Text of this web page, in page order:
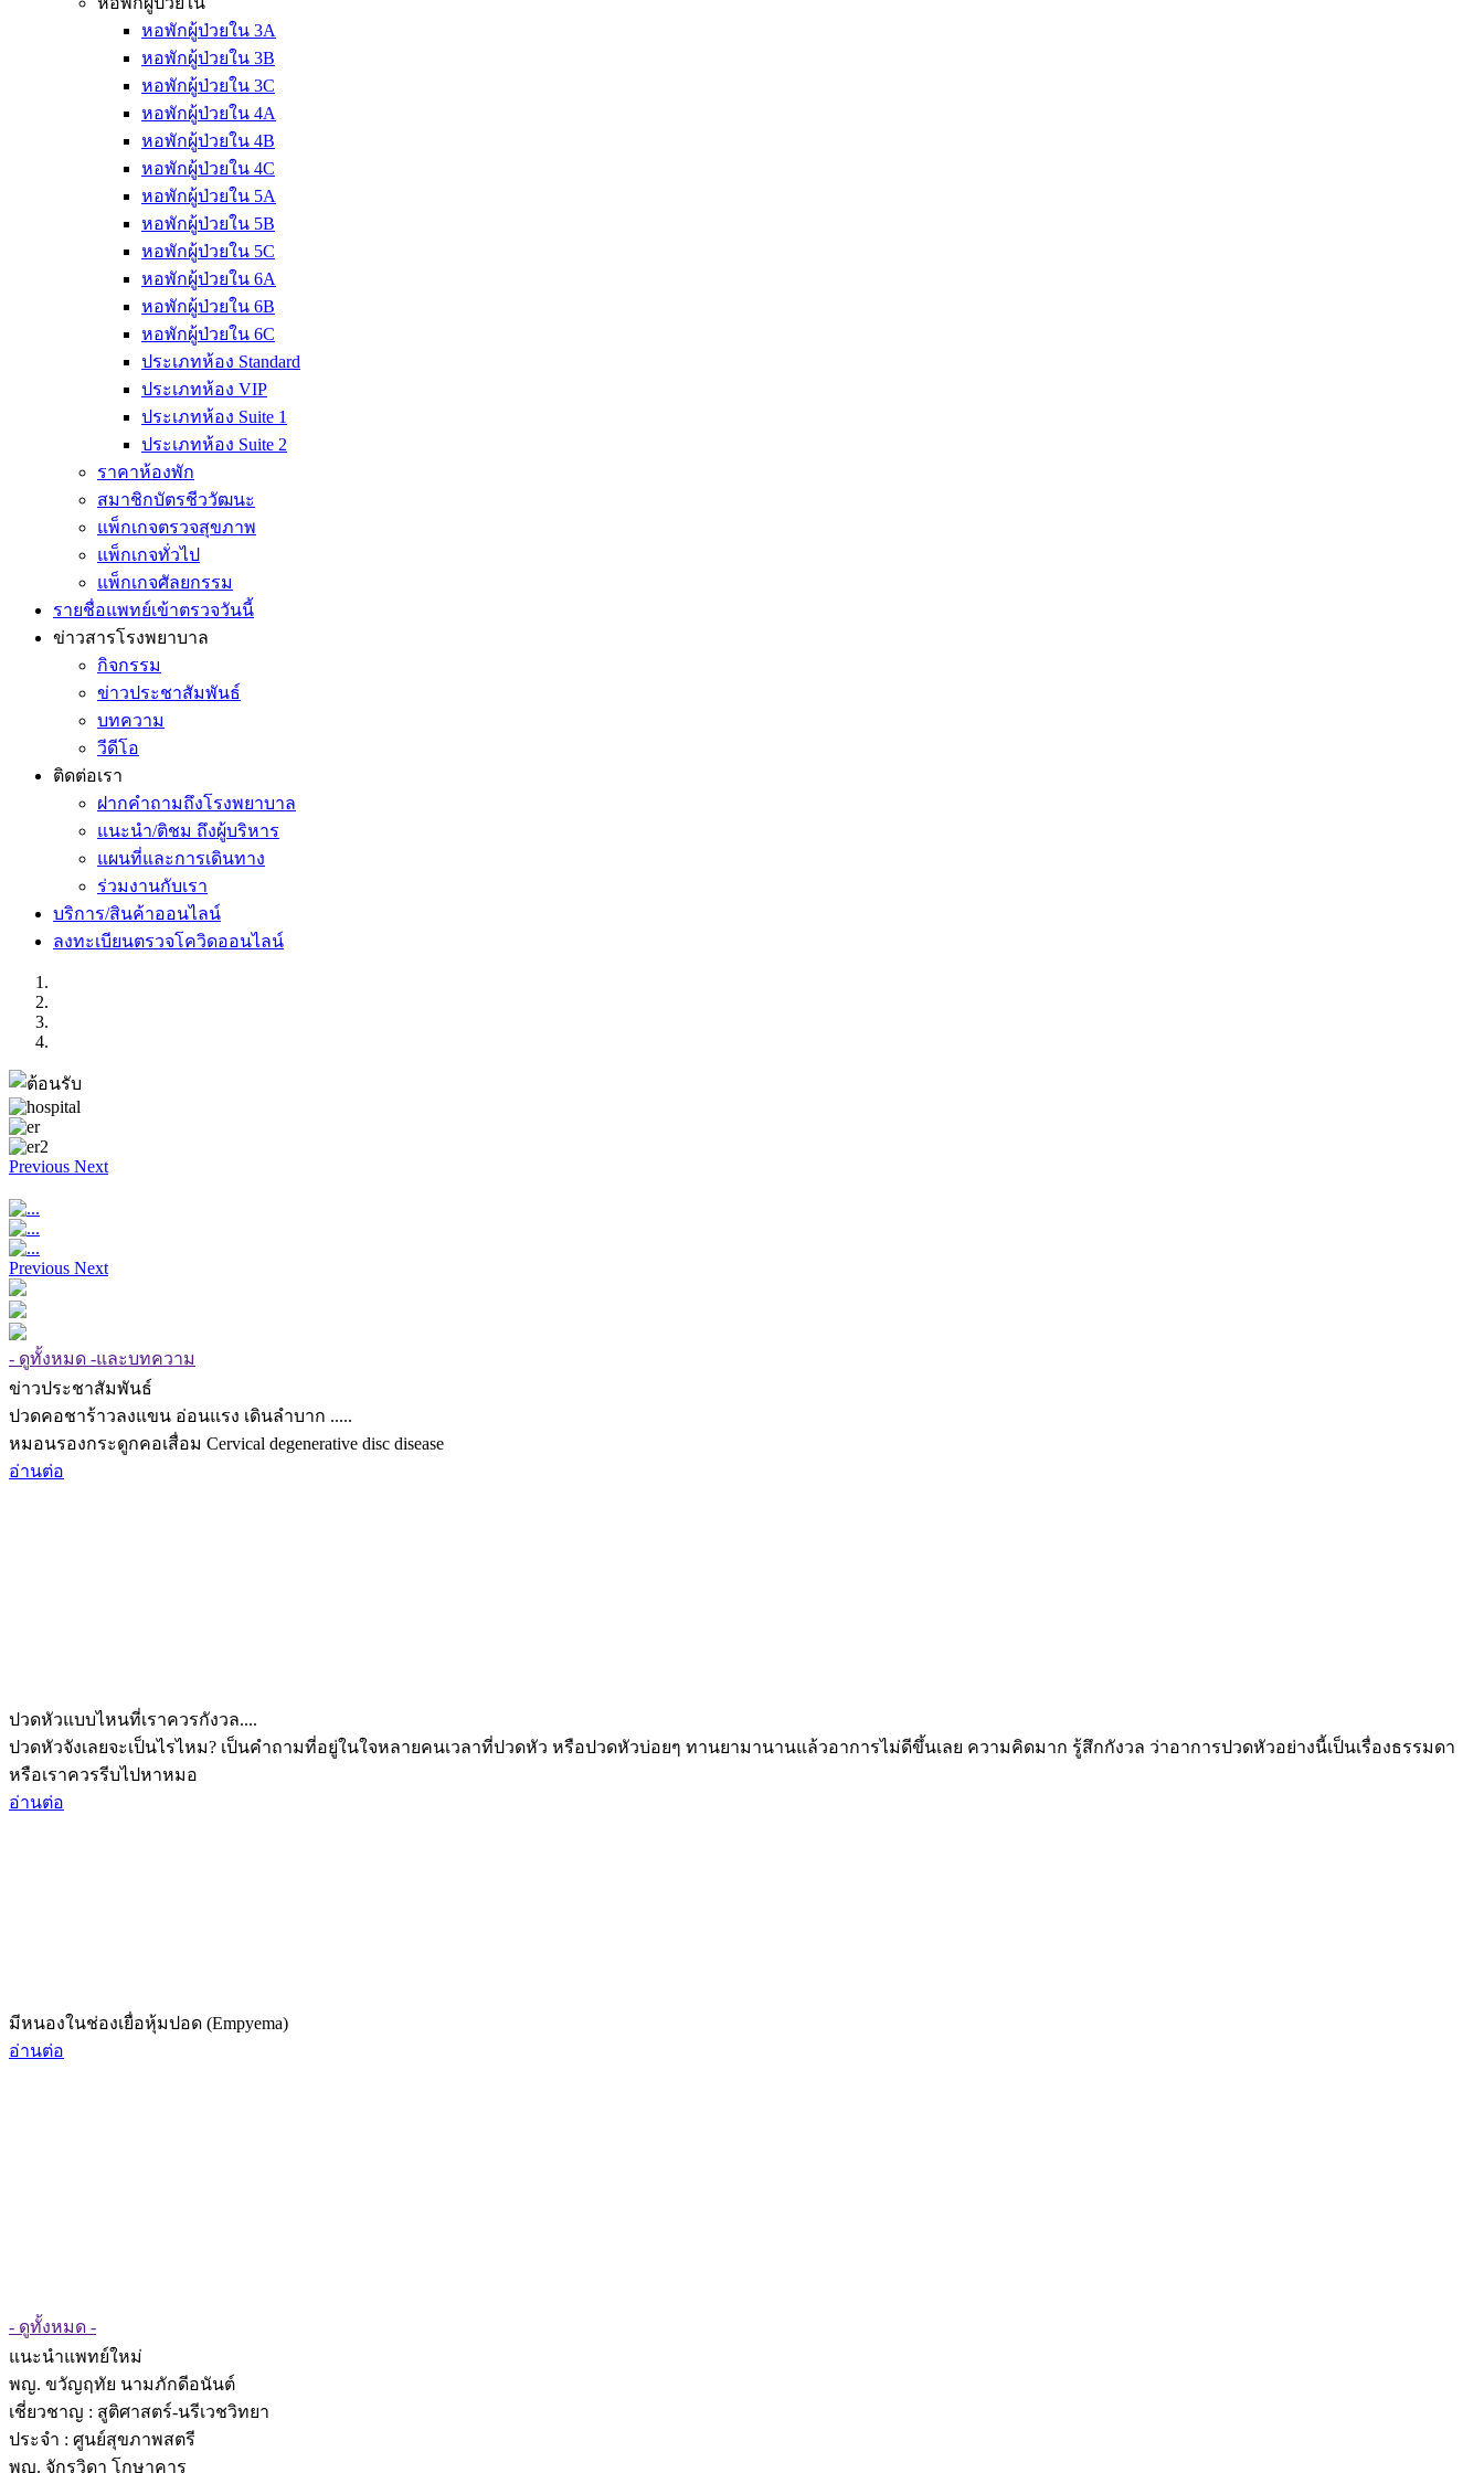
หอพักผู้ป่วยใน 3A
หอพักผู้ป่วยใน 3B
หอพักผู้ป่วยใน 3C
หอพักผู้ป่วยใน 4A
หอพักผู้ป่วยใน 4B
หอพักผู้ป่วยใน 4C
หอพักผู้ป่วยใน 5A
หอพักผู้ป่วยใน 5B
หอพักผู้ป่วยใน 5C
หอพักผู้ป่วยใน 6A
หอพักผู้ป่วยใน 6B
หอพักผู้ป่วยใน 6C
ประเภทห้อง Standard
ประเภทห้อง VIP
ประเภทห้อง Suite 1
ประเภทห้อง Suite 2
ราคาห้องพัก
สมาชิกบัตรชีววัฒนะ
แพ็กเกจตรวจสุขภาพ
แพ็กเกจทั่วไป
แพ็กเกจศัลยกรรม
รายชื่อแพทย์เข้าตรวจวันนี้
ข่าวสารโรงพยาบาล
กิจกรรม
ข่าวประชาสัมพันธ์
บทความ
วีดีโอ
ติดต่อเรา
ฝากคำถามถึงโรงพยาบาล
แนะนำ/ติชม ถึงผู้บริหาร
แผนที่และการเดินทาง
ร่วมงานกับเรา
บริการ/สินค้าออนไลน์
ลงทะเบียนตรวจโควิดออนไลน์
Previous Next
Previous Next
- ดูทั้งหมด -และบทความ
ข่าวประชาสัมพันธ์
ปวดคอชาร้าวลงแขน อ่อนแรง เดินลำบาก .....
หมอนรองกระดูกคอเสื่อม Cervical degenerative disc disease
อ่านต่อ
ปวดหัวแบบไหนที่เราควรกังวล....
ปวดหัวจังเลยจะเป็นไรไหม? เป็นคำถามที่อยู่ในใจหลายคนเวลาที่ปวดหัว หรือปวดหัวบ่อยๆ ทานยามานานแล้วอาการไม่ดีขึ้นเลย ความคิดมาก รู้สึกกังวล ว่าอาการปวดหัวอย่างนี้เป็นเรื่องธรรมดา
หรือเราควรรีบไปหาหมอ
อ่านต่อ
มีหนองในช่องเยื่อหุ้มปอด (Empyema)
อ่านต่อ
- ดูทั้งหมด -
แนะนำแพทย์ใหม่
พญ. ขวัญฤทัย นามภักดีอนันต์
เชี่ยวชาญ : สูติศาสตร์-นรีเวชวิทยา
ประจำ : ศูนย์สุขภาพสตรี
พญ. จักรวิดา โกษาคาร